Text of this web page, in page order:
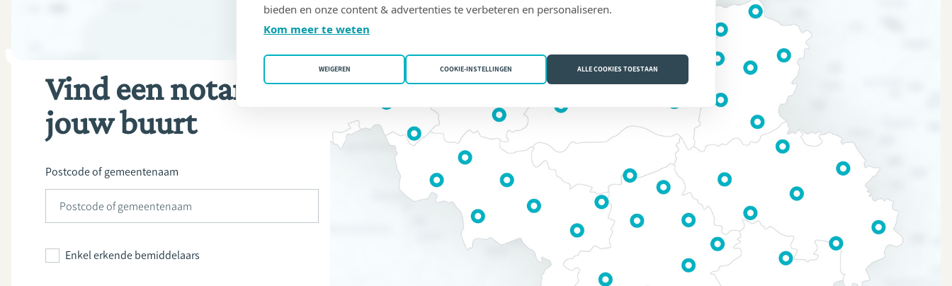
Vind een notaris in
jouw buurt
Postcode of gemeentenaam
Enkel erkende bemiddelaars
bieden en onze content & advertenties te verbeteren en personaliseren.
Kom meer te weten
WEIGEREN COOKIE-INSTELLINGEN ALLE COOKIES TOESTAAN